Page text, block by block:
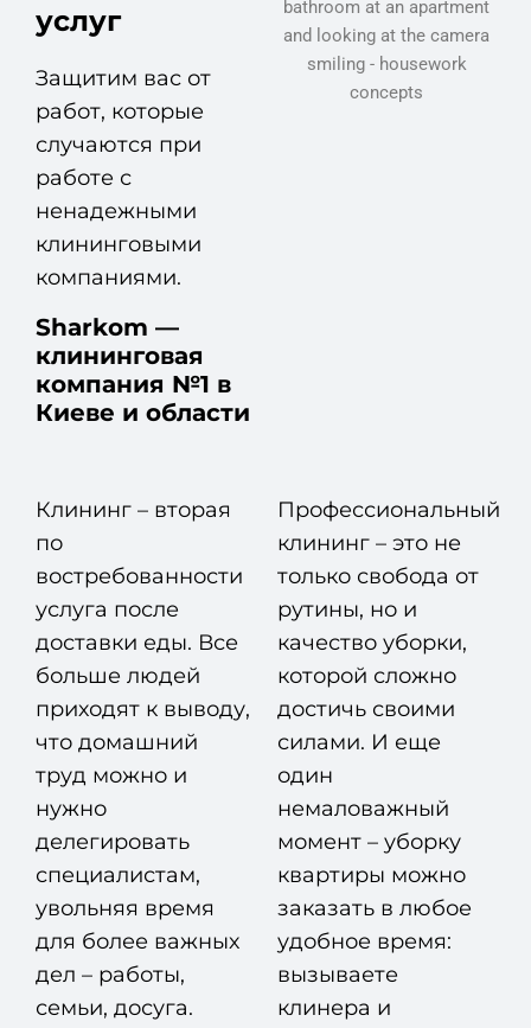
услуг
Защитим вас от
работ, которые
случаются при
работе с
ненадежными
клининговыми
компаниями.
Sharkom —
клининговая
компания №1 в
Киеве и области
Клининг – вторая
по
востребованности
услуга после
доставки еды. Все
больше людей
приходят к выводу,
что домашний
труд можно и
нужно
делегировать
специалистам,
увольняя время
для более важных
дел – работы,
семьи, досуга.
Профессиональный
клининг – это не
только свобода от
рутины, но и
качество уборки,
которой сложно
достичь своими
силами. И еще
один
немаловажный
момент – уборку
квартиры можно
заказать в любое
удобное время:
вызываете
клинера и